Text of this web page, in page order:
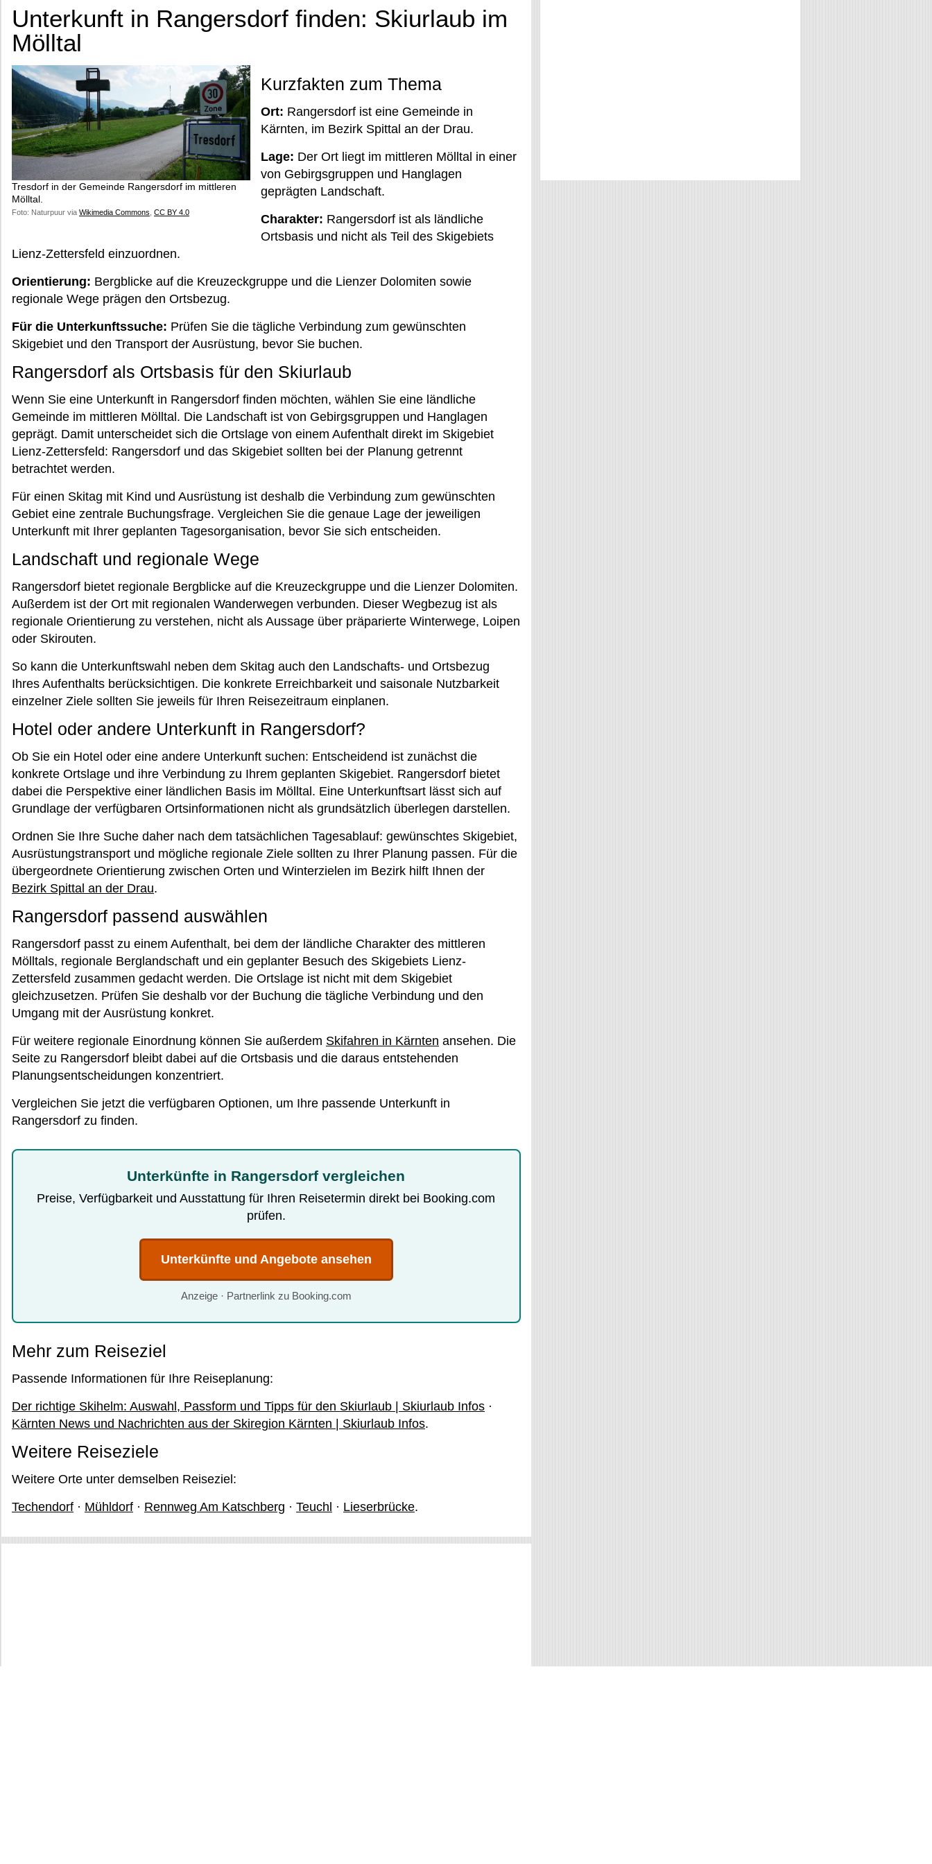
Unterkunft in Rangersdorf finden: Skiurlaub im
Mölltal
Tresdorf in der Gemeinde Rangersdorf im mittleren
Mölltal.
Foto: Naturpuur via Wikimedia Commons CC BY 4.0
Kurzfakten zum Thema
Ort: Rangersdorf ist eine Gemeinde in
Kärnten, im Bezirk Spittal an der Drau.
Lage: Der Ort liegt im mittleren Mölltal in einer
von Gebirgsgruppen und Hanglagen
geprägten Landschaft.
Charakter: Rangersdorf ist als ländliche
Ortsbasis und nicht als Teil des Skigebiets
Lienz-Zettersfeld einzuordnen.
Orientierung: Bergblicke auf die Kreuzeckgruppe und die Lienzer Dolomiten sowie
regionale Wege prägen den Ortsbezug.
Für die Unterkunftssuche: Prüfen Sie die tägliche Verbindung zum gewünschten
Skigebiet und den Transport der Ausrüstung, bevor Sie buchen.
Rangersdorf als Ortsbasis für den Skiurlaub
Wenn Sie eine Unterkunft in Rangersdorf finden möchten, wählen Sie eine ländliche
Gemeinde im mittleren Mölltal. Die Landschaft ist von Gebirgsgruppen und Hanglagen
geprägt. Damit unterscheidet sich die Ortslage von einem Aufenthalt direkt im Skigebiet
Lienz-Zettersfeld: Rangersdorf und das Skigebiet sollten bei der Planung getrennt
betrachtet werden.
Für einen Skitag mit Kind und Ausrüstung ist deshalb die Verbindung zum gewünschten
Gebiet eine zentrale Buchungsfrage. Vergleichen Sie die genaue Lage der jeweiligen
Unterkunft mit Ihrer geplanten Tagesorganisation, bevor Sie sich entscheiden.
Landschaft und regionale Wege
Rangersdorf bietet regionale Bergblicke auf die Kreuzeckgruppe und die Lienzer Dolomiten.
Außerdem ist der Ort mit regionalen Wanderwegen verbunden. Dieser Wegbezug ist als
regionale Orientierung zu verstehen, nicht als Aussage über präparierte Winterwege, Loipen
oder Skirouten.
So kann die Unterkunftswahl neben dem Skitag auch den Landschafts- und Ortsbezug
Ihres Aufenthalts berücksichtigen. Die konkrete Erreichbarkeit und saisonale Nutzbarkeit
einzelner Ziele sollten Sie jeweils für Ihren Reisezeitraum einplanen.
Hotel oder andere Unterkunft in Rangersdorf?
Ob Sie ein Hotel oder eine andere Unterkunft suchen: Entscheidend ist zunächst die
konkrete Ortslage und ihre Verbindung zu Ihrem geplanten Skigebiet. Rangersdorf bietet
dabei die Perspektive einer ländlichen Basis im Mölltal. Eine Unterkunftsart lässt sich auf
Grundlage der verfügbaren Ortsinformationen nicht als grundsätzlich überlegen darstellen.
Ordnen Sie Ihre Suche daher nach dem tatsächlichen Tagesablauf: gewünschtes Skigebiet,
Ausrüstungstransport und mögliche regionale Ziele sollten zu Ihrer Planung passen. Für die
übergeordnete Orientierung zwischen Orten und Winterzielen im Bezirk hilft Ihnen der
Bezirk Spittal an der Drau.
Rangersdorf passend auswählen
Rangersdorf passt zu einem Aufenthalt, bei dem der ländliche Charakter des mittleren
Mölltals, regionale Berglandschaft und ein geplanter Besuch des Skigebiets Lienz-
Zettersfeld zusammen gedacht werden. Die Ortslage ist nicht mit dem Skigebiet
gleichzusetzen. Prüfen Sie deshalb vor der Buchung die tägliche Verbindung und den
Umgang mit der Ausrüstung konkret.
Für weitere regionale Einordnung können Sie außerdem Skifahren in Kärnten ansehen. Die
Seite zu Rangersdorf bleibt dabei auf die Ortsbasis und die daraus entstehenden
Planungsentscheidungen konzentriert.
Vergleichen Sie jetzt die verfügbaren Optionen, um Ihre passende Unterkunft in
Rangersdorf zu finden.
Unterkünfte in Rangersdorf vergleichen
Preise, Verfügbarkeit und Ausstattung für Ihren Reisetermin direkt bei Booking.com
prüfen.
Unterkünfte und Angebote ansehen
Anzeige · Partnerlink zu Booking.com
Mehr zum Reiseziel
Passende Informationen für Ihre Reiseplanung:
Der richtige Skihelm: Auswahl, Passform und Tipps für den Skiurlaub | Skiurlaub Infos ·
Kärnten News und Nachrichten aus der Skiregion Kärnten | Skiurlaub Infos.
Weitere Reiseziele
Weitere Orte unter demselben Reiseziel:
Techendorf · Mühldorf · Rennweg Am Katschberg · Teuchl · Lieserbrücke.